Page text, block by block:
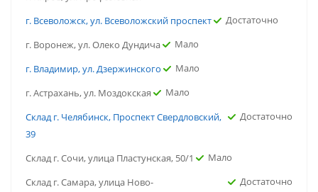
г. Всеволожск, ул. Всеволожский проспект
Достаточно
г. Воронеж, ул. Олеко Дундича
Мало
г. Владимир, ул. Дзержинского
Мало
г. Астрахань, ул. Моздокская
Мало
Склад г. Челябинск, Проспект Свердловский,
39
Достаточно
Склад г. Сочи, улица Пластунская, 50/1
Мало
Склад г. Самара, улица Ново-
Достаточно